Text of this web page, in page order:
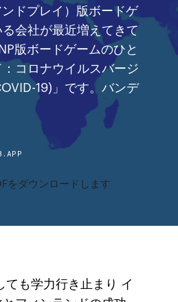
ドプレイ）版ボードゲ
会社が最近増えてきて
版ボードゲームのひと
コロナウイルスバージ
19)」です。バンデ
をダウンロードします
ても学力行き止まり イ